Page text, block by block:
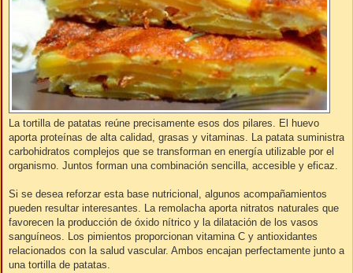
La tortilla de patatas reúne precisamente esos dos pilares. El huevo
aporta proteínas de alta calidad, grasas y vitaminas. La patata suministra
carbohidratos complejos que se transforman en energía utilizable por el
organismo. Juntos forman una combinación sencilla, accesible y eficaz.
Si se desea reforzar esta base nutricional, algunos acompañamientos
pueden resultar interesantes. La remolacha aporta nitratos naturales que
favorecen la producción de óxido nítrico y la dilatación de los vasos
sanguíneos. Los pimientos proporcionan vitamina C y antioxidantes
relacionados con la salud vascular. Ambos encajan perfectamente junto a
una tortilla de patatas.